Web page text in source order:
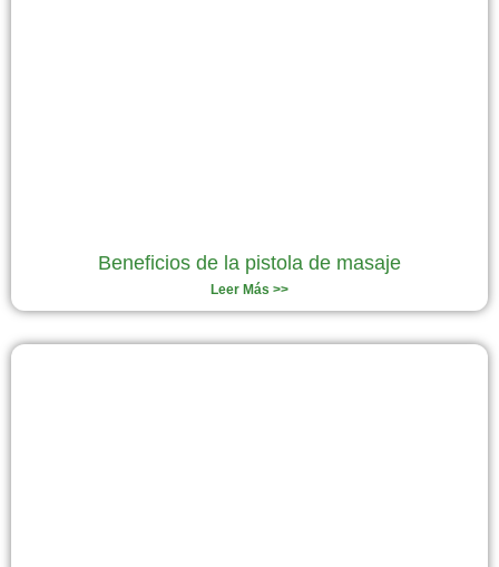
Beneficios de la pistola de masaje
Leer Más >>